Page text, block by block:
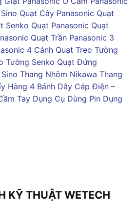
Quạt Cây Panasonic Quạt
Senko Quạt Panasonic Quạt
Quạt Trần Panasonic 3
4 Cánh Quạt Treo Tường
Tường Senko Quạt Đứng
Thang Nhôm Nikawa Thang
Hàng 4 Bánh Dây Cáp Điện –
Tay Dụng Cụ Dùng Pin Dụng
KỸ THUẬT WETECH